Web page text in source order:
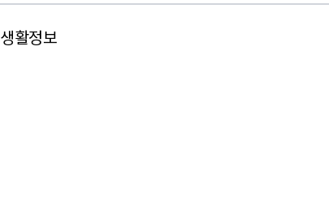
생활정보